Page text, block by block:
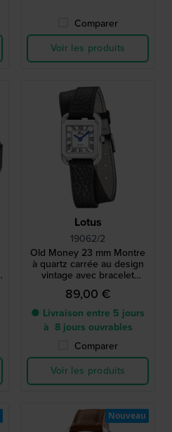
Comparer
Voir les produits
Lotus
19062/2
Old Money 23 mm Montre
à quartz carrée au design
vintage avec bracelet
enveloppant
89,00 €
● Livraison entre 5 jours
à 8 jours ouvrables
Comparer
Voir les produits
Nouveau